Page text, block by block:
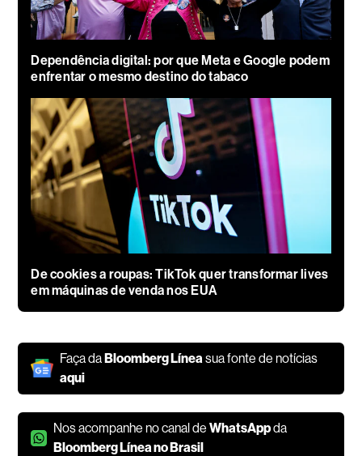
Dependência digital: por que Meta e Google podem
enfrentar o mesmo destino do tabaco
De cookies a roupas: TikTok quer transformar lives
em máquinas de venda nos EUA
Faça daBloomberg Línea sua fonte de notícias
aqui
Nos acompanhe no canal deWhatsAppda
Bloomberg Línea no Brasil